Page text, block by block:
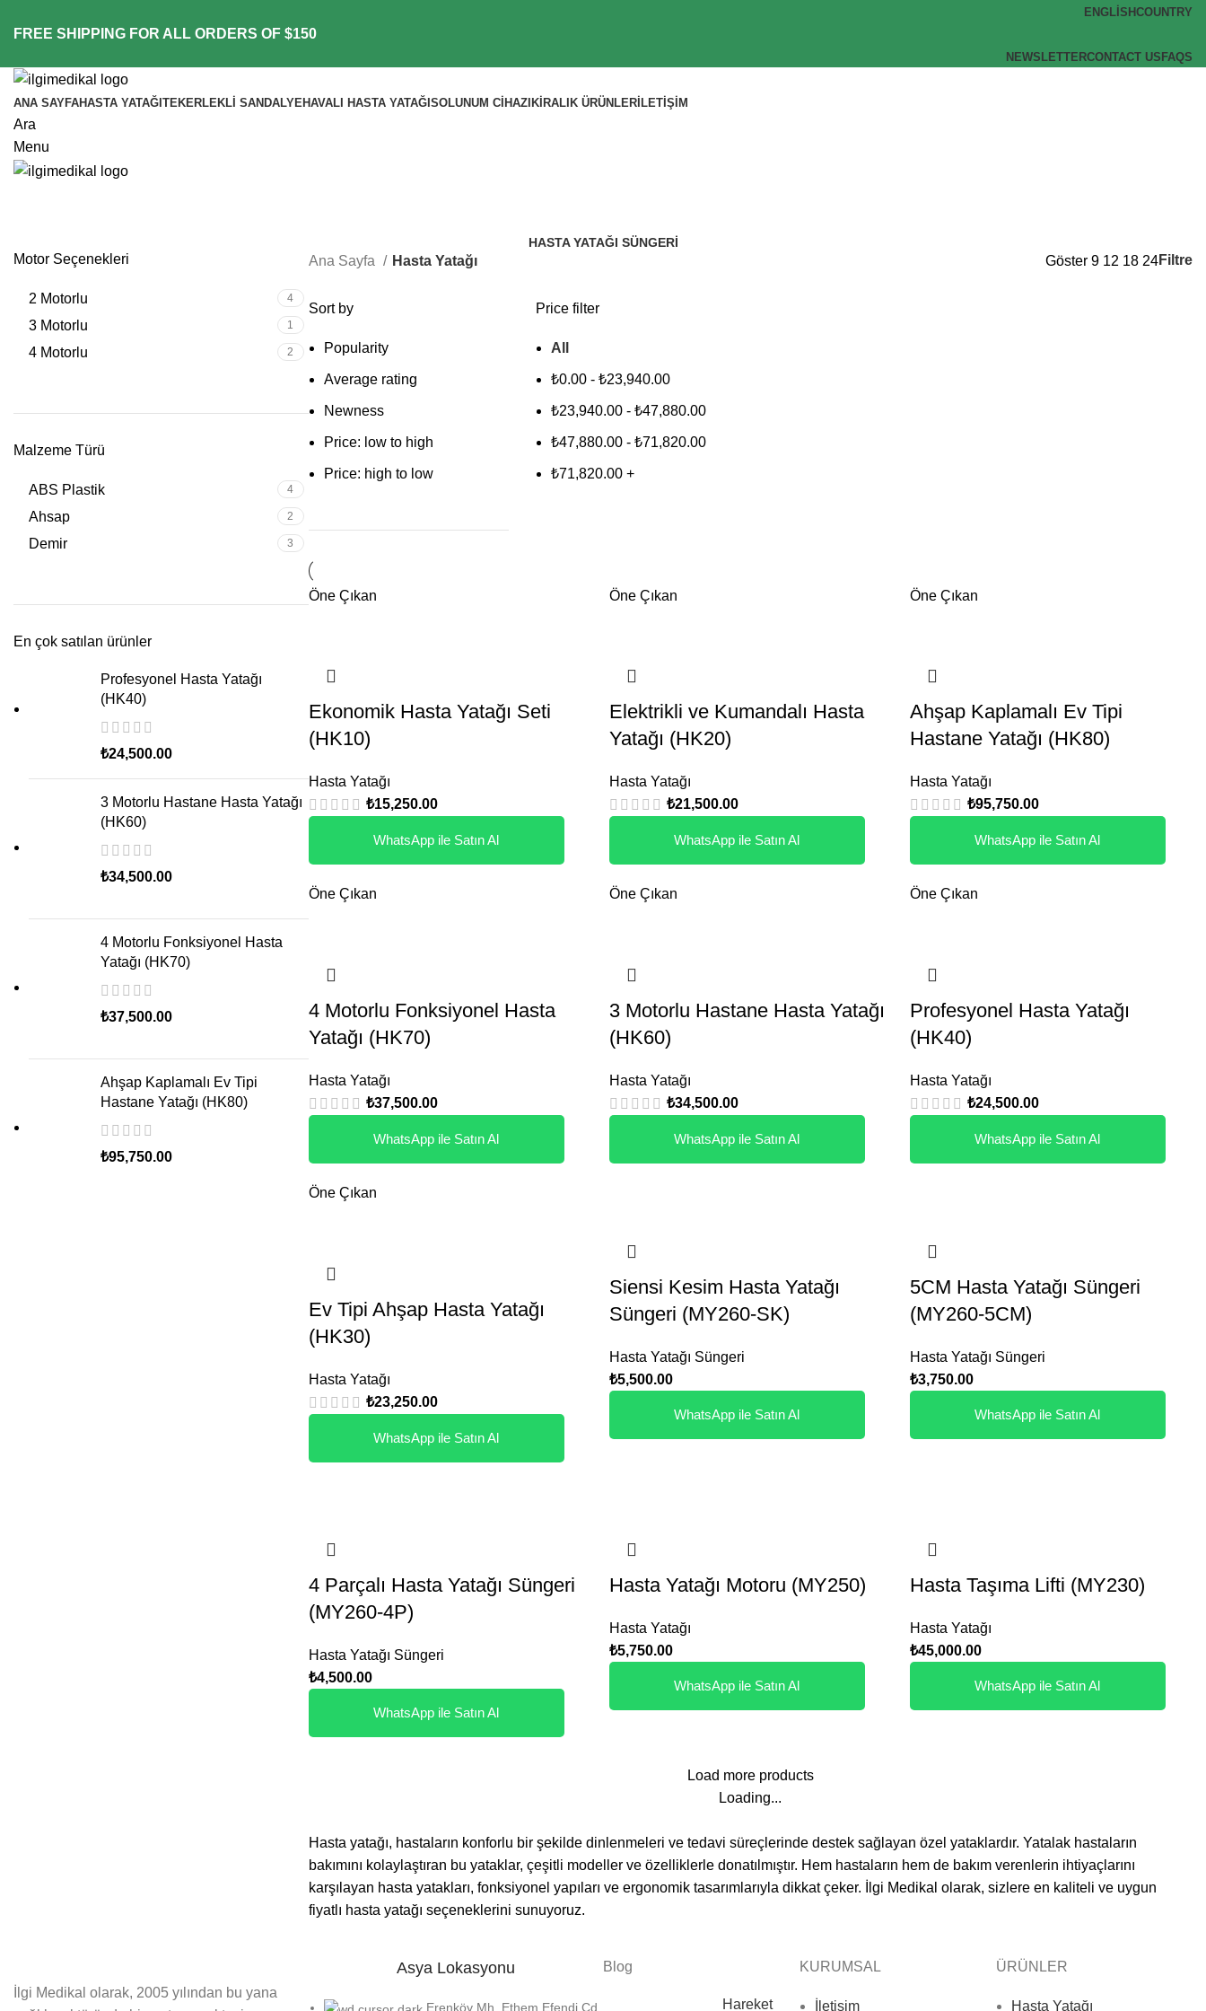
ENGLISHCOUNTRY
FREE SHIPPING FOR ALL ORDERS OF $150
NEWSLETTERCONTACT US FAQS
ANA SAYFAHASTA YATAĞI TEKERLEKLI SANDALYEHAVALI HASTA YATAĞI SOLUNUM CIHAZI KIRALIK ÜRÜNLER İLETIŞIM
Ara
Menu
HASTA YATAĞI SÜNGERI
Motor Seçenekleri
2 Motorlu 4
3 Motorlu 1
4 Motorlu 2
Malzeme Türü
ABS Plastik 4
Ahsap 2
Demir 3
En çok satılan ürünler
Profesyonel Hasta Yatağı
(HK40)
₺24,500.00
3 Motorlu Hastane Hasta Yatağı
(HK60)
₺34,500.00
4 Motorlu Fonksiyonel Hasta
Yatağı (HK70)
₺37,500.00
Ahşap Kaplamalı Ev Tipi
Hastane Yatağı (HK80)
₺95,750.00
Ana Sayfa Hasta Yatağı Göster 9 12 18 24Filtre
Sort by
Popularity
Average rating
Newness
Price: low to high
Price: high to low
Price filter
All
₺0.00 -₺23,940.00
₺23,940.00 -₺47,880.00
₺47,880.00 -₺71,820.00
₺71,820.00 +
Öne Çıkan
Ekonomik Hasta Yatağı Seti
(HK10)
Hasta Yatağı
₺15,250.00
WhatsApp ile Satın Al
Öne Çıkan
Elektrikli ve Kumandalı Hasta
Yatağı (HK20)
Hasta Yatağı
₺21,500.00
WhatsApp ile Satın Al
Öne Çıkan
Ahşap Kaplamalı Ev Tipi
Hastane Yatağı (HK80)
Hasta Yatağı
₺95,750.00
WhatsApp ile Satın Al
Öne Çıkan
4 Motorlu Fonksiyonel Hasta
Yatağı (HK70)
Hasta Yatağı
₺37,500.00
WhatsApp ile Satın Al
Öne Çıkan
3 Motorlu Hastane Hasta Yatağı
(HK60)
Hasta Yatağı
₺34,500.00
WhatsApp ile Satın Al
Öne Çıkan
Profesyonel Hasta Yatağı
(HK40)
Hasta Yatağı
₺24,500.00
WhatsApp ile Satın Al
Öne Çıkan
Ev Tipi Ahşap Hasta Yatağı
(HK30)
Hasta Yatağı
₺23,250.00
WhatsApp ile Satın Al
Siensi Kesim Hasta Yatağı
Süngeri (MY260-SK)
Hasta Yatağı Süngeri
₺5,500.00
WhatsApp ile Satın Al
5CM Hasta Yatağı Süngeri
(MY260-5CM)
Hasta Yatağı Süngeri
₺3,750.00
WhatsApp ile Satın Al
4 Parçalı Hasta Yatağı Süngeri
(MY260-4P)
Hasta Yatağı Süngeri
₺4,500.00
WhatsApp ile Satın Al
Hasta Yatağı Motoru (MY250)
Hasta Yatağı
₺5,750.00
WhatsApp ile Satın Al
Hasta Taşıma Lifti (MY230)
Hasta Yatağı
₺45,000.00
WhatsApp ile Satın Al
Load more products
Loading...
Hasta yatağı, hastaların konforlu bir şekilde dinlenmeleri ve tedavi süreçlerinde destek sağlayan özel yataklardır. Yatalak hastaların
bakımını kolaylaştıran bu yataklar, çeşitli modeller ve özelliklerle donatılmıştır. Hem hastaların hem de bakım verenlerin ihtiyaçlarını
karşılayan hasta yatakları, fonksiyonel yapıları ve ergonomik tasarımlarıyla dikkat çeker.
İlgi Medikal olarak, sizlere en kaliteli ve uygun
fiyatlı hasta yatağı seçeneklerini sunuyoruz.
Hasta yatağı
, hareket kabiliyeti kısıtlı olan kişilerin rahatça yatabilmelerini ve tedavi süreçlerini kolaylaştıran özel tasarım yataklardır. Motorlu
İlgi Medikal olarak, 2005 yılından bu yana
Asya Lokasyonu
Erenköy Mh. Ethem Efendi Cd.
Blog
Hareket
KURUMSAL
İletişim
ÜRÜNLER
Hasta Yatağı